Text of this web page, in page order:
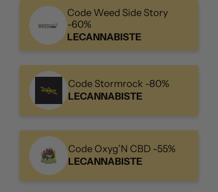
Code Weed Side Story
-60%
LECANNABISTE
Code Stormrock -80%
LECANNABISTE
Code Oxyg’N CBD -55%
LECANNABISTE